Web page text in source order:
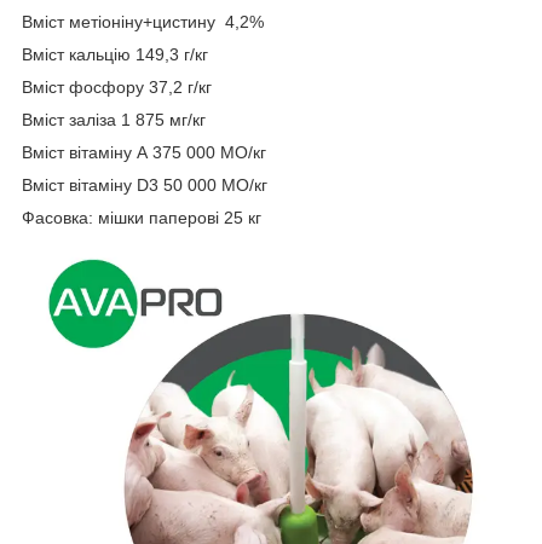
Вміст метіоніну+цистину 4,2%
Вміст кальцію 149,3 г/кг
Вміст фосфору 37,2 г/кг
Вміст заліза 1 875 мг/кг
Вміст вітаміну А 375 000 МО/кг
Вміст вітаміну D3 50 000 МО/кг
Фасовка: мішки паперові 25 кг